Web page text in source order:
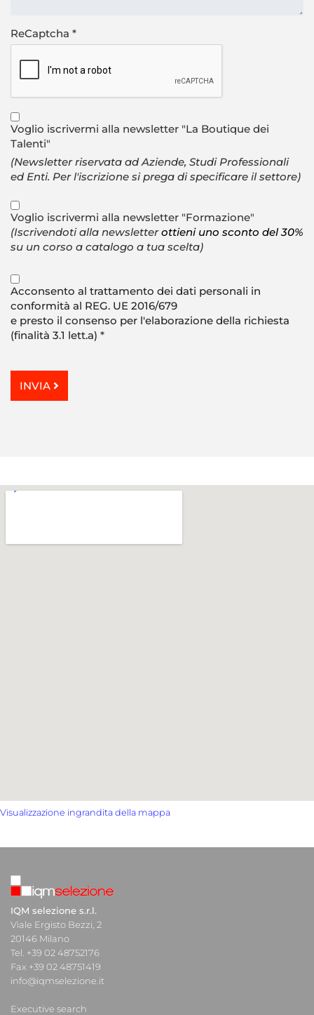
ReCaptcha *
Voglio iscrivermi alla newsletter "La Boutique dei
Talenti"
(Newsletter riservata ad Aziende, Studi Professionali
ed Enti. Per l'iscrizione si prega di specificare il settore)
Voglio iscrivermi alla newsletter "Formazione"
(Iscrivendoti alla newsletterottieni uno sconto del 30%
su un corso a catalogo a tua scelta)
Acconsento al trattamento dei dati personali in
conformità al REG. UE 2016/679
e presto il consenso per l'elaborazione della richiesta
(finalità 3.1 lett.a) *
INVIA
Visualizzazione ingrandita della mappa
IQM selezione s.r.l.
Viale Ergisto Bezzi, 2
20146 Milano
Tel. +39 02 48752176
Fax +39 02 48751419
info@iqmselezione.it
Executive search